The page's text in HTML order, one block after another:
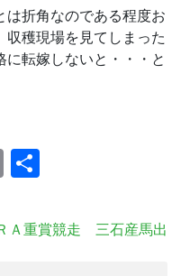
は折角なのである程度お
穫現場を見てしまった
転嫁しないと・・・と
Email
Ａ重賞競走 三石産馬出